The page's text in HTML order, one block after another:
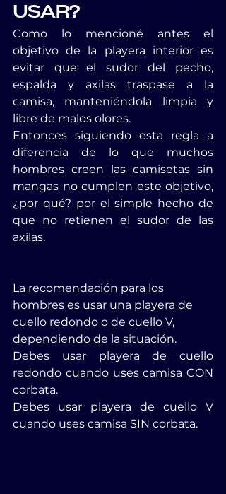
USAR?
Como lo mencioné antes el
objetivo de la playera interior es
evitar que el sudor del pecho,
espalda y axilas traspase a la
camisa, manteniéndola limpia y
libre de malos olores.
Entonces siguiendo esta regla a
diferencia de lo que muchos
hombres creen las camisetas sin
mangas no cumplen este objetivo,
¿por qué? por el simple hecho de
que no retienen el sudor de las
axilas.
La recomendación para los
hombres es usar una playera de
cuello redondo o de cuello V,
dependiendo de la situación.
Debes usar playera de cuello
redondo cuando uses camisa CON
corbata.
Debes usar playera de cuello V
cuando uses camisa SIN corbata.